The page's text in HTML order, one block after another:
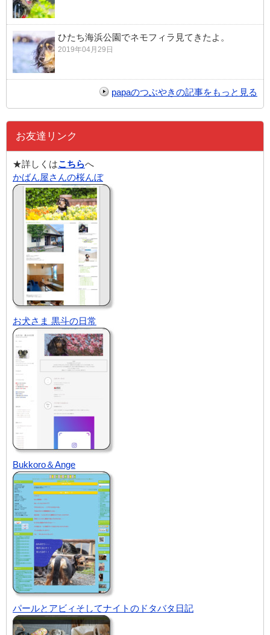
ひたち海浜公園でネモフィラ見てきたよ。
2019年04月29日
papaのつぶやきの記事をもっと見る
お友達リンク
★詳しくはこちらへ
かばん屋さんの桜んぼ
お犬さま 黒斗の日常
Bukkoro＆Ange
パールとアビィそしてナイトのドタバタ日記